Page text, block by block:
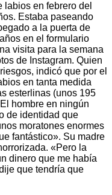
labios en febrero del
Estaba paseando
a la puerta de
en el formulario
visita para la semana
de Instagram. Quien
indicó que por el
en tanta medida
esterlinas (unos 195
hombre en ningún
de identidad que
moratones enormes
fantástico». Su madre
«Pero la
dinero que me había
que tendría que